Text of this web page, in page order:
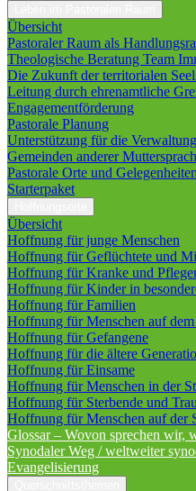
Übersicht
Pastoraler Raum als
Theologische Beratung Team
Die Zukunft der territorialen
Leitung durch ehrenamtliche
Engagementförderung
Pastorale Planung
Unterstützung für die
Gemeinden anderer
Pastorale Orte und
Starterpaket
Übersicht
Hoffnung für junge Menschen
Hoffnung für Geflüchtete und
Hoffnung für Kranke und
Hoffnung für Kinder in
Hoffnung für Familien
Hoffnung für Menschen auf
Hoffnung für Gefangene
Hoffnung für die ältere
Hoffnung für Einsame
Hoffnung für Menschen in der
Hoffnung für Sterbende und
Hoffnung für Menschen auf der
Glossar – Wovon sprechen wir,
Synodaler Weg / weltweiter
Evangelisierung